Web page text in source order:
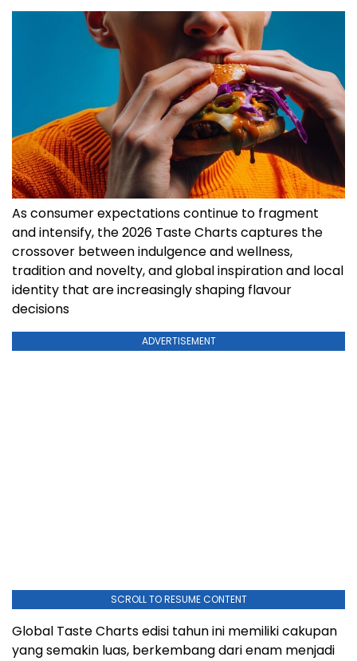
As consumer expectations continue to fragment
and intensify, the 2026 Taste Charts captures the
crossover between indulgence and wellness,
tradition and novelty, and global inspiration and local
identity that are increasingly shaping flavour
decisions
ADVERTISEMENT
SCROLL TO RESUME CONTENT
Global Taste Charts edisi tahun ini memiliki cakupan
yang semakin luas, berkembang dari enam menjadi